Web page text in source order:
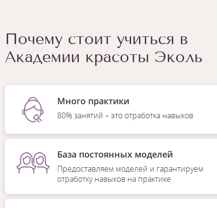
Почему стоит учиться в
Академии красоты Эколь
Много практики
80% занятий – это отработка навыков
База постоянных моделей
Предоставляем моделей и гарантируем
отработку навыков на практике